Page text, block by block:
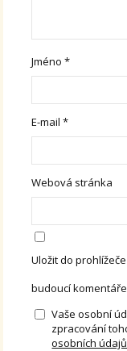
Jméno*
E-mail*
Webová stránka
Uložit do
budoucí
Vaše osobní
zpracování
osobních údajů